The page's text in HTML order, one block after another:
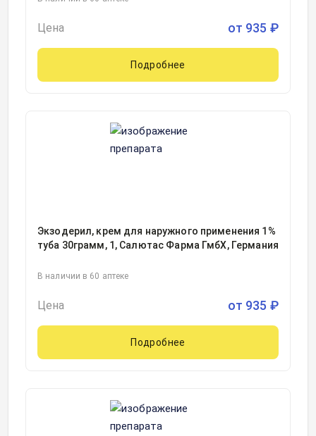
Цена от 935 ₽
Подробнее
Экзодерил, крем для наружного применения 1%
туба 30грамм, 1, Салютас Фарма ГмбХ, Германия
В наличии в 60 аптеке
Цена от 935 ₽
Подробнее